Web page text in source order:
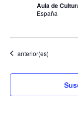
Aula de
España
Eventos
anterior(es)